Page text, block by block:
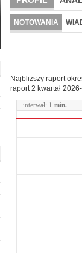
BR LAB
NOTOWANIA
Najbliższy raport
raport 2 kwartał
interwał: 1 min.